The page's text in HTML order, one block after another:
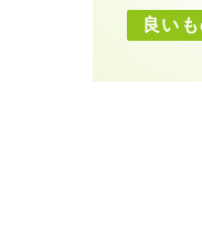
良い